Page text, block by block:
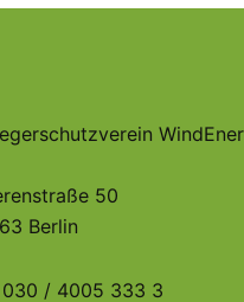
50
Berlin
030 / 4005 333 3